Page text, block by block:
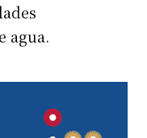
agua.